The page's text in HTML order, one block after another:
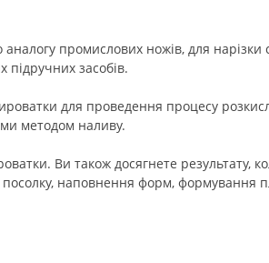
промислових ножів, для нарізки
підручних засобів.
для проведення процесу
методом наливу.
Ви також досягнете результату,
наповнення форм, формування